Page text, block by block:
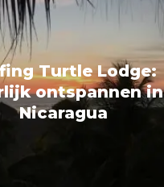
Turtle Lodge:
ontspannen in
Nicaragua